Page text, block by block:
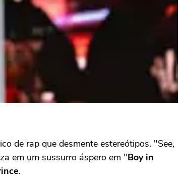
de rap que desmente estereótipos. "See,
em um sussurro áspero em "Boy in
.